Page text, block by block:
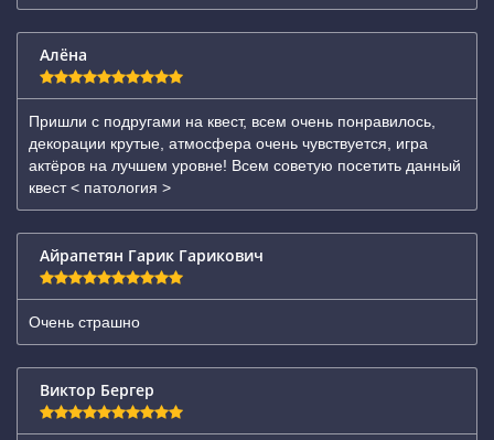
Алёна
Пришли с подругами на квест, всем очень понравилось,
декорации крутые, атмосфера очень чувствуется, игра
актёров на лучшем уровне! Всем советую посетить данный
квест < патология >
Айрапетян Гарик Гарикович
Очень страшно
Виктор Бергер